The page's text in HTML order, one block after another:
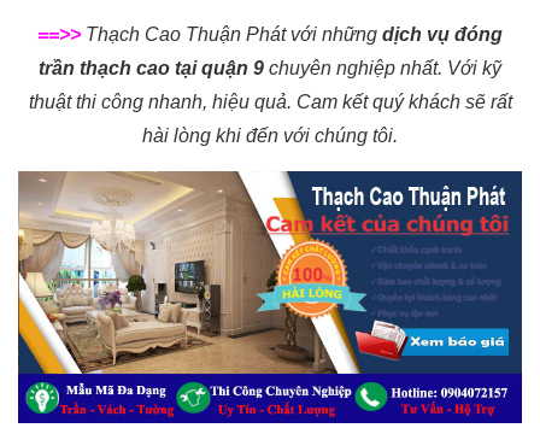
==>> Thạch Cao Thuận Phát với những dịch vụ đóng
trần thạch cao tại quận 9 chuyên nghiệp nhất. Với kỹ
thuật thi công nhanh, hiệu quả. Cam kết quý khách sẽ rất
hài lòng khi đến với chúng tôi.